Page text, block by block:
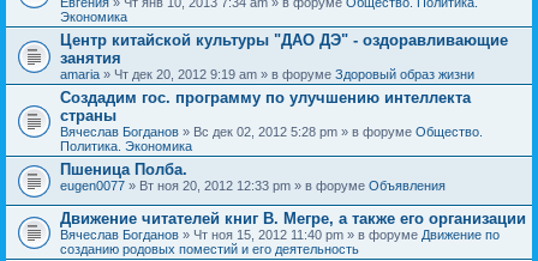
р
о
с
.
Экономика
Центр китайской культуры "ДАО ДЭ" - оздоравливающие
занятия
amaria » Чт дек 20, 2012 9:19 am » в форуме Здоровый образ жизни
Создадим гос. программу по улучшению интеллекта
страны
Вячеслав Богданов » Вс дек 02, 2012 5:28 pm » в форуме Общество.
Политика. Экономика
Пшеница Полба.
eugen0077 » Вт ноя 20, 2012 12:33 pm » в форуме Объявления
Движение читателей книг В. Мегре, а также его организации
Вячеслав Богданов » Чт ноя 15, 2012 11:40 pm » в форуме Движение по
созданию родовых поместий и его деятельность